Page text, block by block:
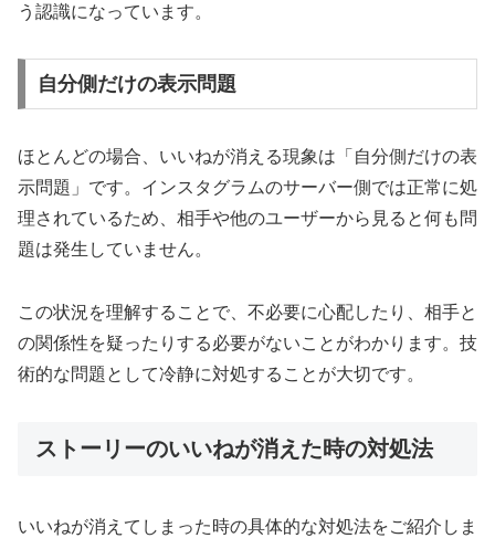
う認識になっています。
自分側だけの表示問題
ほとんどの場合、いいねが消える現象は「自分側だけの表
示問題」です。インスタグラムのサーバー側では正常に処
理されているため、相手や他のユーザーから見ると何も問
題は発生していません。
この状況を理解することで、不必要に心配したり、相手と
の関係性を疑ったりする必要がないことがわかります。技
術的な問題として冷静に対処することが大切です。
ストーリーのいいねが消えた時の対処法
いいねが消えてしまった時の具体的な対処法をご紹介しま